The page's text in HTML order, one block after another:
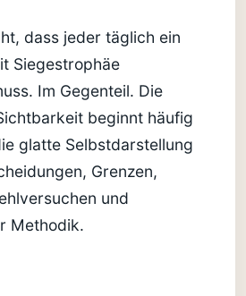
dass jeder täglich ein
Siegestrophäe
Im Gegenteil. Die
beginnt häufig
glatte Selbstdarstellung
Grenzen,
und
Methodik.